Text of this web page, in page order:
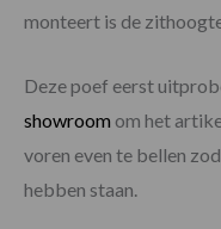
monteert is de
Deze poef eerst
showroom om het
voren even te bellen
hebben staan.